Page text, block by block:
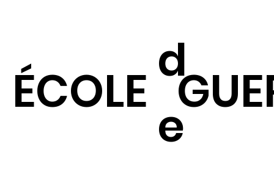
d
e
ÉCOLE